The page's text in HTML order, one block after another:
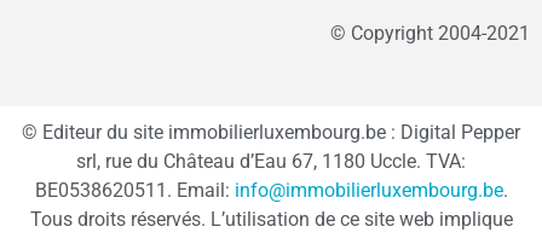
© Copyright 2004-2021
© Editeur du site immobilierluxembourg.be : Digital Pepper
srl, rue du Château d’Eau 67, 1180 Uccle. TVA:
BE0538620511. Email: info@immobilierluxembourg.be.
Tous droits réservés. L’utilisation de ce site web implique